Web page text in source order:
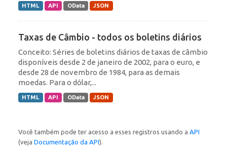
HTML API OData JSON
Taxas de Câmbio - todos os boletins diários
Conceito: Séries de boletins diários de taxas de câmbio
disponíveis desde 2 de janeiro de 2002, para o euro, e
desde 28 de novembro de 1984, para as demais
moedas. Para o dólar,...
HTML API OData JSON
Você também pode ter acesso a esses registros usando a API
(veja Documentação da API).